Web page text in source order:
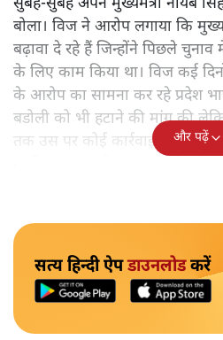
बोला। विज ने आरोप लगाया कि
बढ़ावा दे रहे हैं जिन्होंने पिछले
के लिए काम किया था। विज कई
के आरोप का सामना कर रहे प्रदेश
बडोली को भी हटाने की मांग की
तक उस पर कोई कार्रवाई नहीं की।
और पढ़ें
सत्य हिन्दी ऐपडाउनलोडकरें